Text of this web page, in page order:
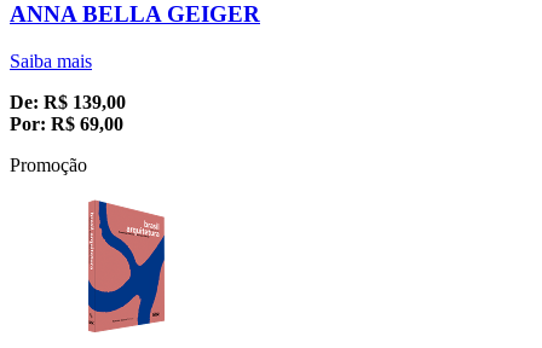
ANNA BELLA GEIGER
Saiba mais
De: R$ 139,00
Por: R$ 69,00
Promoção